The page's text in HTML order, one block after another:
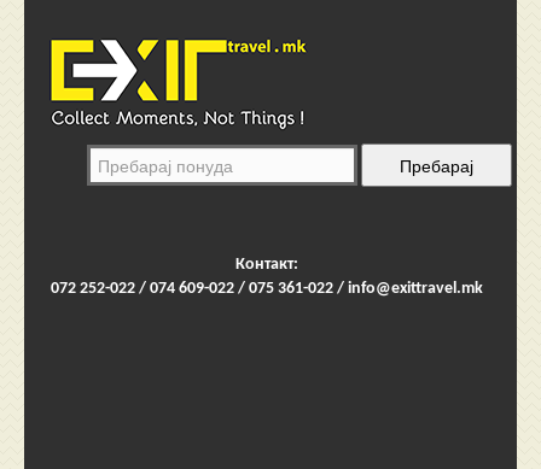
Контакт:
072 252-022 / 074 609-022 / 075 361-022 / info@exittravel.mk